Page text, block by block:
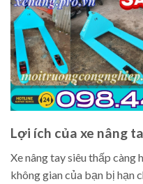
Lợi ích của xe nâng
Xe nâng tay siêu thấp
không gian của bạn bị hạn